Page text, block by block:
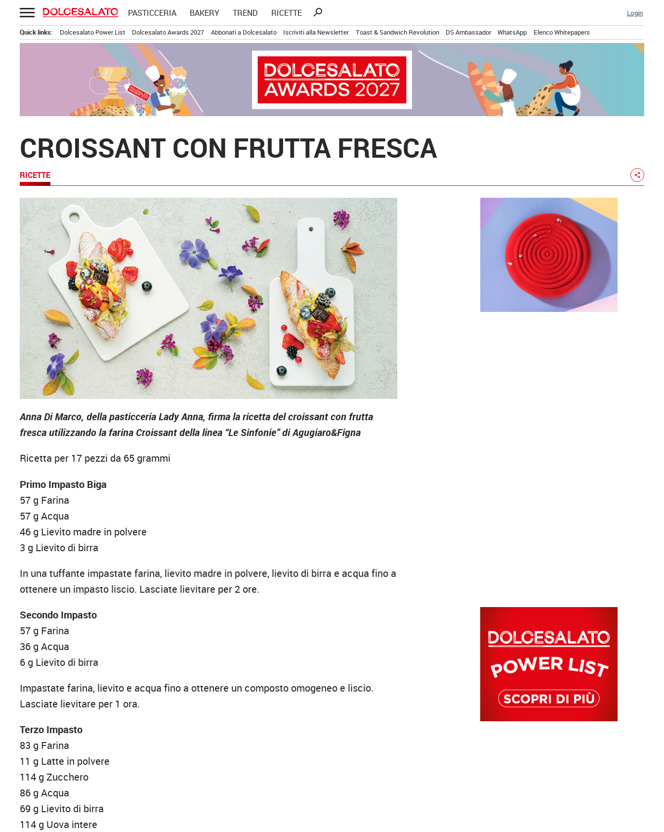
Passa
al
contenuto
PASTICCERIA BAKERY TREND RICETTE
Ricerca
search Login
Quick links: Dolcesalato Power List Dolcesalato Awards 2027 Abbonati a Dolcesalato Iscriviti alla Newsletter Toast & Sandwich Revolution DS Ambassador WhatsApp Elenco Whitepapers
CROISSANT CON FRUTTA FRESCA
RICETTE share
Anna Di Marco, della pasticceria Lady Anna, firma la ricetta del croissant con frutta
fresca utilizzando la farina Croissant della linea “Le Sinfonie” di Agugiaro&Figna
Ricetta per 17 pezzi da 65 grammi
Primo Impasto Biga
57 g Farina
57 g Acqua
46 g Lievito madre in polvere
3 g Lievito di birra
In una tuffante impastate farina, lievito madre in polvere, lievito di birra e acqua fino a
ottenere un impasto liscio. Lasciate lievitare per 2 ore.
Secondo Impasto
57 g Farina
36 g Acqua
6 g Lievito di birra
Impastate farina, lievito e acqua fino a ottenere un composto omogeneo e liscio.
Lasciate lievitare per 1 ora.
Terzo Impasto
83 g Farina
11 g Latte in polvere
114 g Zucchero
86 g Acqua
69 g Lievito di birra
114 g Uova intere